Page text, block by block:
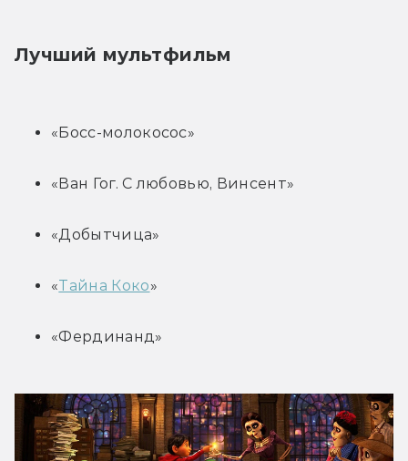
Лучший мультфильм
«Босс-молокосос»
«Ван Гог. С любовью, Винсент»
«Добытчица»
«Тайна Коко»
«Фердинанд»